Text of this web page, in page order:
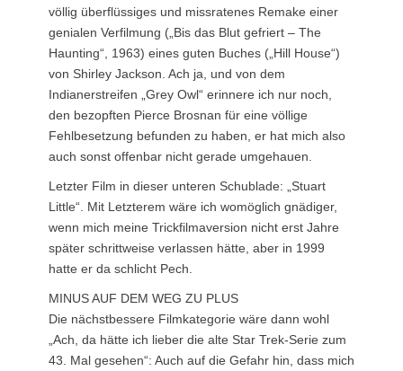
völlig überflüssiges und missratenes Remake einer
genialen Verfilmung („Bis das Blut gefriert – The
Haunting“, 1963) eines guten Buches („Hill House“)
von Shirley Jackson. Ach ja, und von dem
Indianerstreifen „Grey Owl“ erinnere ich nur noch,
den bezopften Pierce Brosnan für eine völlige
Fehlbesetzung befunden zu haben, er hat mich also
auch sonst offenbar nicht gerade umgehauen.
Letzter Film in dieser unteren Schublade: „Stuart
Little“. Mit Letzterem wäre ich womöglich gnädiger,
wenn mich meine Trickfilmaversion nicht erst Jahre
später schrittweise verlassen hätte, aber in 1999
hatte er da schlicht Pech.
MINUS AUF DEM WEG ZU PLUS
Die nächstbessere Filmkategorie wäre dann wohl
„Ach, da hätte ich lieber die alte Star Trek-Serie zum
43. Mal gesehen“: Auch auf die Gefahr hin, dass mich